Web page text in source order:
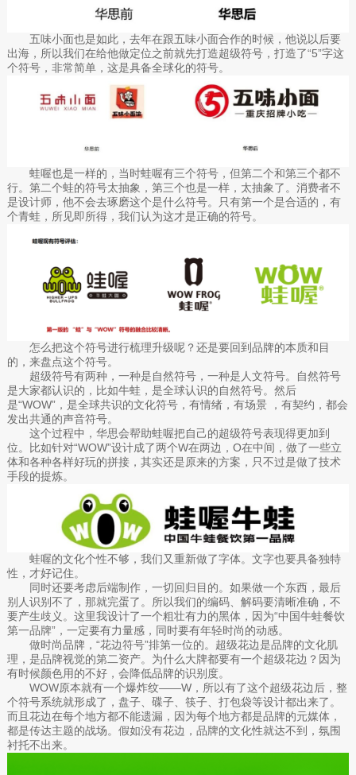
五味小面也是如此，去年在跟五味小面合作的时候，他说以后要
出海，所以我们在给他做定位之前就先打造超级符号，打造了“5”字这
个符号，非常简单，这是具备全球化的符号。
蛙喔也是一样的，当时蛙喔有三个符号，但第二个和第三个都不
行。第二个蛙的符号太抽象，第三个也是一样，太抽象了。消费者不
是设计师，他不会去琢磨这个是什么符号。只有第一个是合适的，有
个青蛙，所见即所得，我们认为这才是正确的符号。
怎么把这个符号进行梳理升级呢？还是要回到品牌的本质和目
的，来盘点这个符号。
超级符号有两种，一种是自然符号，一种是人文符号。自然符号
是大家都认识的，比如牛蛙，是全球认识的自然符号。然后
是“WOW”，是全球共识的文化符号，有情绪，有场景 ，有契约，都会
发出共通的声音符号。
这个过程中，华思会帮助蛙喔把自己的超级符号表现得更加到
位。比如针对“WOW”设计成了两个W在两边，O在中间，做了一些立
体和各种各样好玩的拼接，其实还是原来的方案，只不过是做了技术
手段的提炼。
蛙喔的文化个性不够，我们又重新做了字体。文字也要具备独特
性，才好记住。
同时还要考虑后端制作，一切回归目的。如果做一个东西，最后
别人识别不了，那就完蛋了。所以我们的编码、解码要清晰准确，不
要产生歧义。这里我设计了一个粗壮有力的黑体，因为“中国牛蛙餐饮
第一品牌”，一定要有力量感，同时要有年轻时尚的动感。
做时尚品牌，“花边符号”排第一位的。超级花边是品牌的文化肌
理，是品牌视觉的第二资产。为什么大牌都要有一个超级花边？因为
有时候颜色用的不好，会降低品牌的识别度。
WOW原本就有一个爆炸纹——W，所以有了这个超级花边后，整
个符号系统就形成了，盘子、碟子、筷子、打包袋等设计都出来了。
而且花边在每个地方都不能遗漏，因为每个地方都是品牌的元媒体，
都是传达主题的战场。假如没有花边，品牌的文化性就达不到，氛围
衬托不出来。